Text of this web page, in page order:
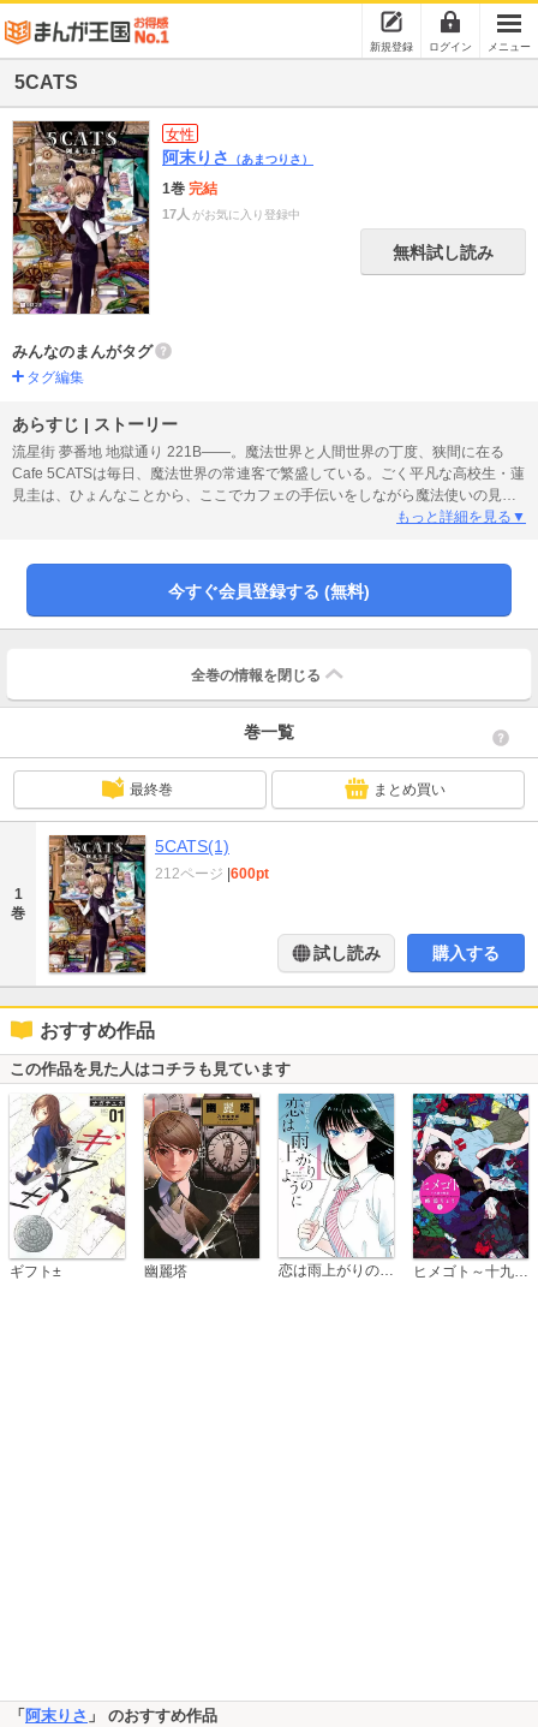
新規登録 ログイン メニュー
5CATS
女性
阿末りさ （あまつりさ）
1巻 完結
17人 がお気に入り登録中
無料試し読み
みんなのまんがタグ
タグ編集
あらすじ | ストーリー
流星街 夢番地 地獄通り 221B――。魔法世界と人間世界の丁度、狭間に在る
Cafe 5CATSは毎日、魔法世界の常連客で繁盛している。ごく平凡な高校生・蓮
見圭は、ひょんなことから、ここでカフェの手伝いをしながら魔法使いの見習
い修行をすることに…！ 人形の夢と奇妙な痣に悩む少女、コウノトリさんに
た不思議な事件が舞い込んできて…!? 彼達のゆるーい日常が覗けるショート
もっと詳細を見る▼
今すぐ会員登録する (無料)
全巻の情報を 閉じる
巻一覧
最終巻 まとめ買い
1
巻
5CATS(1)
212ページ 600pt
試し読み 購入する
おすすめ作品
この作品を見た人はコチラも見ています
ギフト± 幽麗塔 恋は雨上がりのように
「 阿末りさ 」 のおすすめ作品